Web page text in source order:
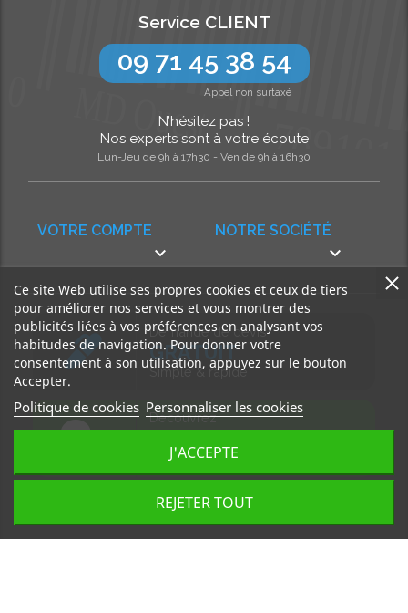
NOTRE SOCIÉTÉ

VOTRE COMPTE

Service CLIENT
09 71 45 38 54
Appel non surtaxé
N’hésitez pas !
Nos experts sont à votre écoute
Lun-Jeu de 9h à 17h30 - Ven de 9h à 16h30
Demande de devis
GRATUIT
Simple & rapide
Découvrez
Accédez à nos articles
Ce site Web utilise ses propres cookies et ceux de tiers
pour améliorer nos services et vous montrer des
publicités liées à vos préférences en analysant vos
habitudes de navigation. Pour donner votre
consentement à son utilisation, appuyez sur le bouton
Accepter.
Politique de cookies Personnaliser les cookies
REJETER TOUT
J'ACCEPTE
Tous droits réservés, MD Ouest © 2026